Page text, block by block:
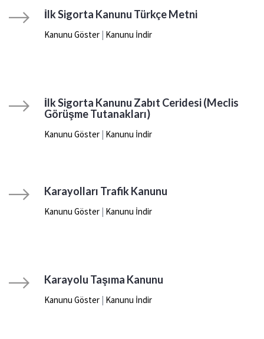
İlk Sigorta Kanunu Türkçe Metni
Kanunu Göster | Kanunu İndir
İlk Sigorta Kanunu Zabıt Ceridesi (Meclis
Görüşme Tutanakları)
Kanunu Göster | Kanunu İndir
Karayolları Trafik Kanunu
Kanunu Göster | Kanunu İndir
Karayolu Taşıma Kanunu
Kanunu Göster | Kanunu İndir